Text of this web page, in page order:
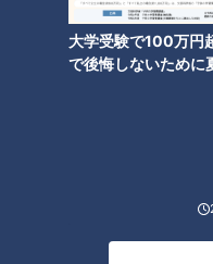
大学受験で100万円
で後悔しないために
もともと精肉店だったこ
あるロピア。定番から希